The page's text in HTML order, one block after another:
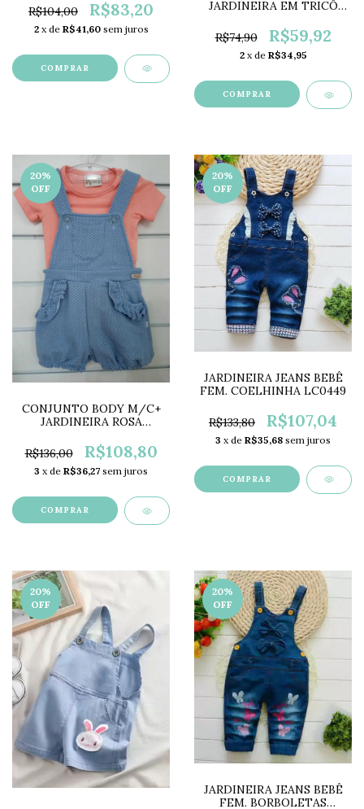
R$104,00
R$83,20
2 x de R$41,60 sem juros
COMPRAR
JARDINEIRA EM TRICÔ
R$74,90
R$59,92
2 x de R$34,95
COMPRAR
20%
OFF
CONJUNTO BODY M/C+
JARDINEIRA ROSA
R$136,00
R$108,80
3 x de R$36,27 sem juros
COMPRAR
20%
OFF
JARDINEIRA JEANS BEBÊ
FEM. COELHINHA LC0449
R$133,80 R$107,04
3 x de R$35,68 sem juros
COMPRAR
20%
OFF
20%
OFF
JARDINEIRA JEANS BEBÊ
FEM. BORBOLETAS